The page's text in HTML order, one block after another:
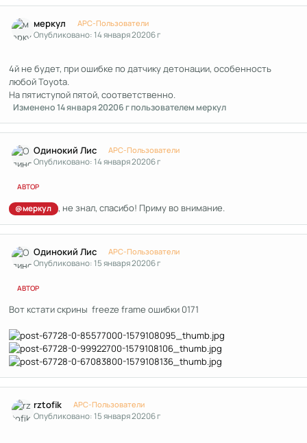
меркул APC-Пользователи
Опубликовано:14 января 20206 г
4й не будет, при ошибке по датчику детонации, особенность
любой Toyota.
На пятиступой пятой, соответственно.
Изменено14 января 20206 гпользователем меркул
Одинокий Лис APC-Пользователи
Опубликовано:14 января 20206 г
АВТОР
@меркул , не знал, спасибо! Приму во внимание.
Одинокий Лис APC-Пользователи
Опубликовано:15 января 20206 г
АВТОР
Вот кстати скрины freeze frame ошибки 0171
rztofik APC-Пользователи
Опубликовано:15 января 20206 г